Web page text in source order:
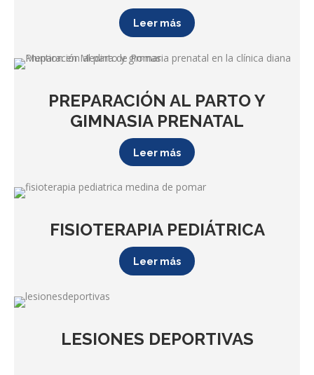
Leer más
PREPARACIÓN AL PARTO Y
GIMNASIA PRENATAL
Leer más
FISIOTERAPIA PEDIÁTRICA
Leer más
LESIONES DEPORTIVAS